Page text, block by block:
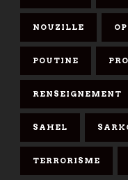
NOUZILLE
POUTINE
RENSEIGNEMENT
SAHEL
TERRORISME